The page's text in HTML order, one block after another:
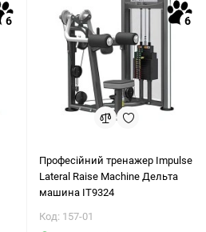
6 6
Професійний тренажер Impulse
Lateral Raise Machine Дельта
машина IT9324
Код: 157-01